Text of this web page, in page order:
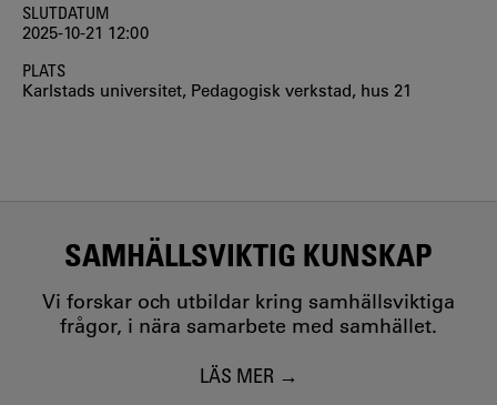
SLUTDATUM
2025-10-21 12:00
PLATS
Karlstads universitet, Pedagogisk verkstad, hus 21
SAMHÄLLSVIKTIG KUNSKAP
Vi forskar och utbildar kring samhällsviktiga
frågor, i nära samarbete med samhället.
LÄS MER